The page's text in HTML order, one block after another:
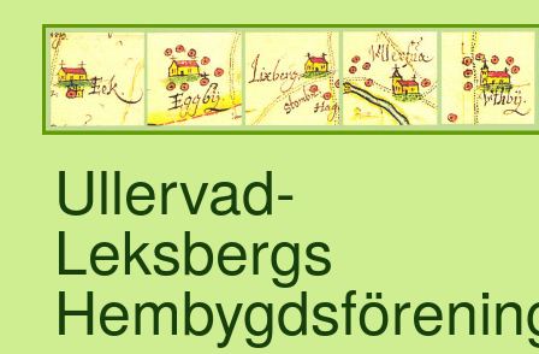
Ullervad-
Leksbergs